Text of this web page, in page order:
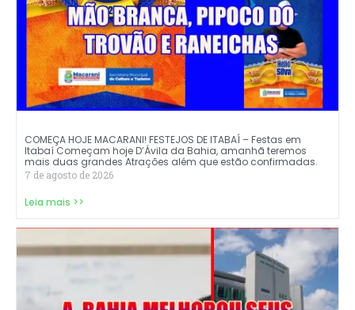
COMEÇA HOJE MACARANI! FESTEJOS DE ITABAÍ – Festas em
Itabaí Começam hoje D’Ávila da Bahia, amanhã teremos
mais duas grandes Atrações além que estão confirmadas.
7 de agosto de 2026
Leia mais >>